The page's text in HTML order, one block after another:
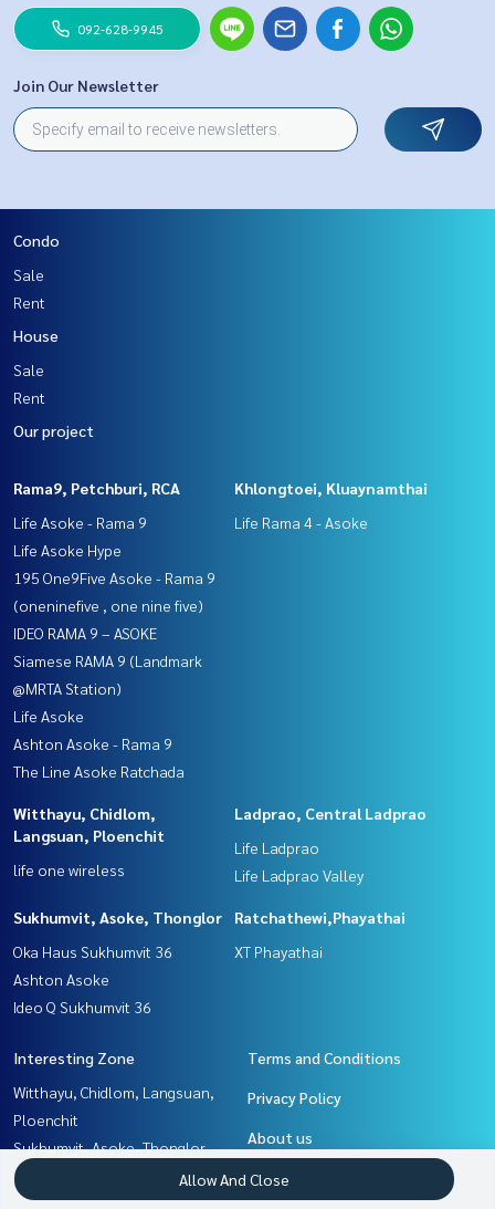
092-628-9945
Join Our Newsletter
Condo
Sale
Rent
House
Sale
Rent
Our project
Rama9, Petchburi, RCA
Life Asoke - Rama 9
Life Asoke Hype
195 One9Five Asoke - Rama 9
(oneninefive , one nine five)
IDEO RAMA 9 – ASOKE
Siamese RAMA 9 (Landmark
@MRTA Station)
Life Asoke
Ashton Asoke - Rama 9
The Line Asoke Ratchada
Khlongtoei, Kluaynamthai
Life Rama 4 - Asoke
Witthayu, Chidlom,
Langsuan, Ploenchit
life one wireless
Ladprao, Central Ladprao
Life Ladprao
Life Ladprao Valley
Sukhumvit, Asoke, Thonglor
Oka Haus Sukhumvit 36
Ashton Asoke
Ideo Q Sukhumvit 36
Ratchathewi,Phayathai
XT Phayathai
Interesting Zone
Witthayu, Chidlom, Langsuan,
Ploenchit
Sukhumvit, Asoke, Thonglor
Ladprao, Central Ladprao
Rama9, Petchburi, RCA
Terms and Conditions
Privacy Policy
About us
How to sale-rent
Allow And Close